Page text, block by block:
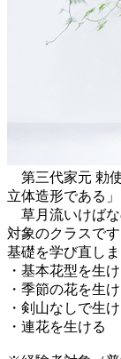
第三代家元 勅
立体造形である
草月流いけばな
対象のクラスで
基礎を学び直しま
・基本花型を生
・季節の花を生
・剣山なしで生
・連花を生ける